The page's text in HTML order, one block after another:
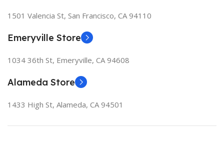
1501 Valencia St, San Francisco, CA 94110
Emeryville Store
1034 36th St, Emeryville, CA 94608
Alameda Store
1433 High St, Alameda, CA 94501